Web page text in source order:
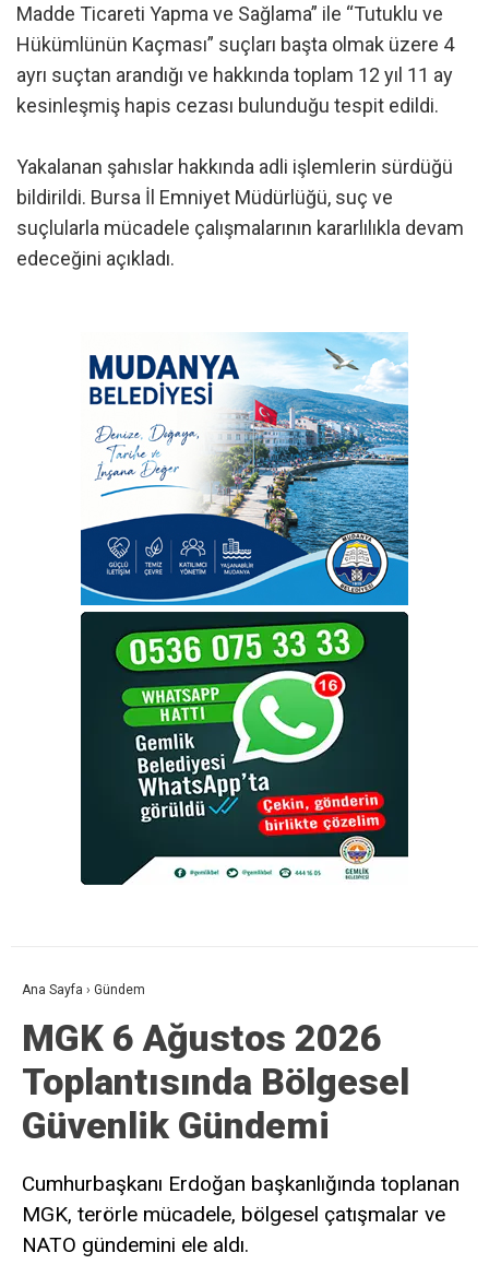
Madde Ticareti Yapma ve Sağlama” ile “Tutuklu ve
Hükümlünün Kaçması” suçları başta olmak üzere 4
ayrı suçtan arandığı ve hakkında toplam 12 yıl 11 ay
kesinleşmiş hapis cezası bulunduğu tespit edildi.
Yakalanan şahıslar hakkında adli işlemlerin sürdüğü
bildirildi. Bursa İl Emniyet Müdürlüğü, suç ve
suçlularla mücadele çalışmalarının kararlılıkla devam
edeceğini açıkladı.
Ana Sayfa › Gündem
MGK 6 Ağustos 2026
Toplantısında Bölgesel
Güvenlik Gündemi
Cumhurbaşkanı Erdoğan başkanlığında toplanan
MGK, terörle mücadele, bölgesel çatışmalar ve
NATO gündemini ele aldı.